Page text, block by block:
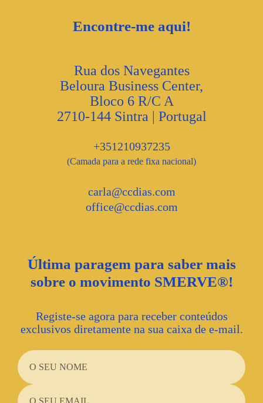
Encontre-me aqui!
Rua dos Navegantes
Beloura Business Center,
Bloco 6 R/C A
2710-144 Sintra | Portugal
+351210937235
(Camada para a rede fixa nacional)
carla@ccdias.com
office@ccdias.com
Última paragem para saber mais
sobre o movimento SMERVE®!
Registe-se agora para receber conteúdos
exclusivos diretamente na sua caixa de e-mail.